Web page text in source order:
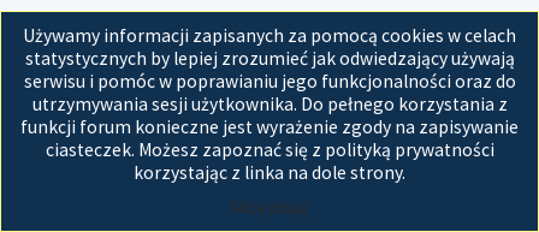
Używamy informacji zapisanych za pomocą cookies w celach
statystycznych by lepiej zrozumieć jak odwiedzający używają
serwisu i pomóc w poprawianiu jego funkcjonalności oraz do
utrzymywania sesji użytkownika. Do pełnego korzystania z
funkcji forum konieczne jest wyrażenie zgody na zapisywanie
ciasteczek. Możesz zapoznać się z polityką prywatności
korzystając z linka na dole strony.
Akceptuję